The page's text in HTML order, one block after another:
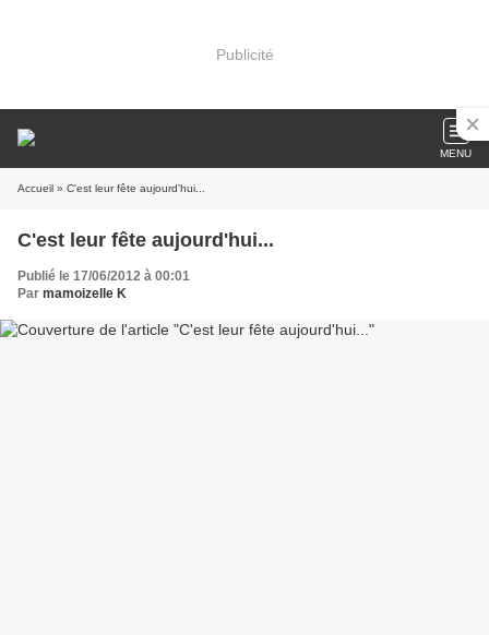
Publicité
MENU
Accueil » C'est leur fête aujourd'hui...
C'est leur fête aujourd'hui...
Publié le 17/06/2012 à 00:01
Par mamoizelle K